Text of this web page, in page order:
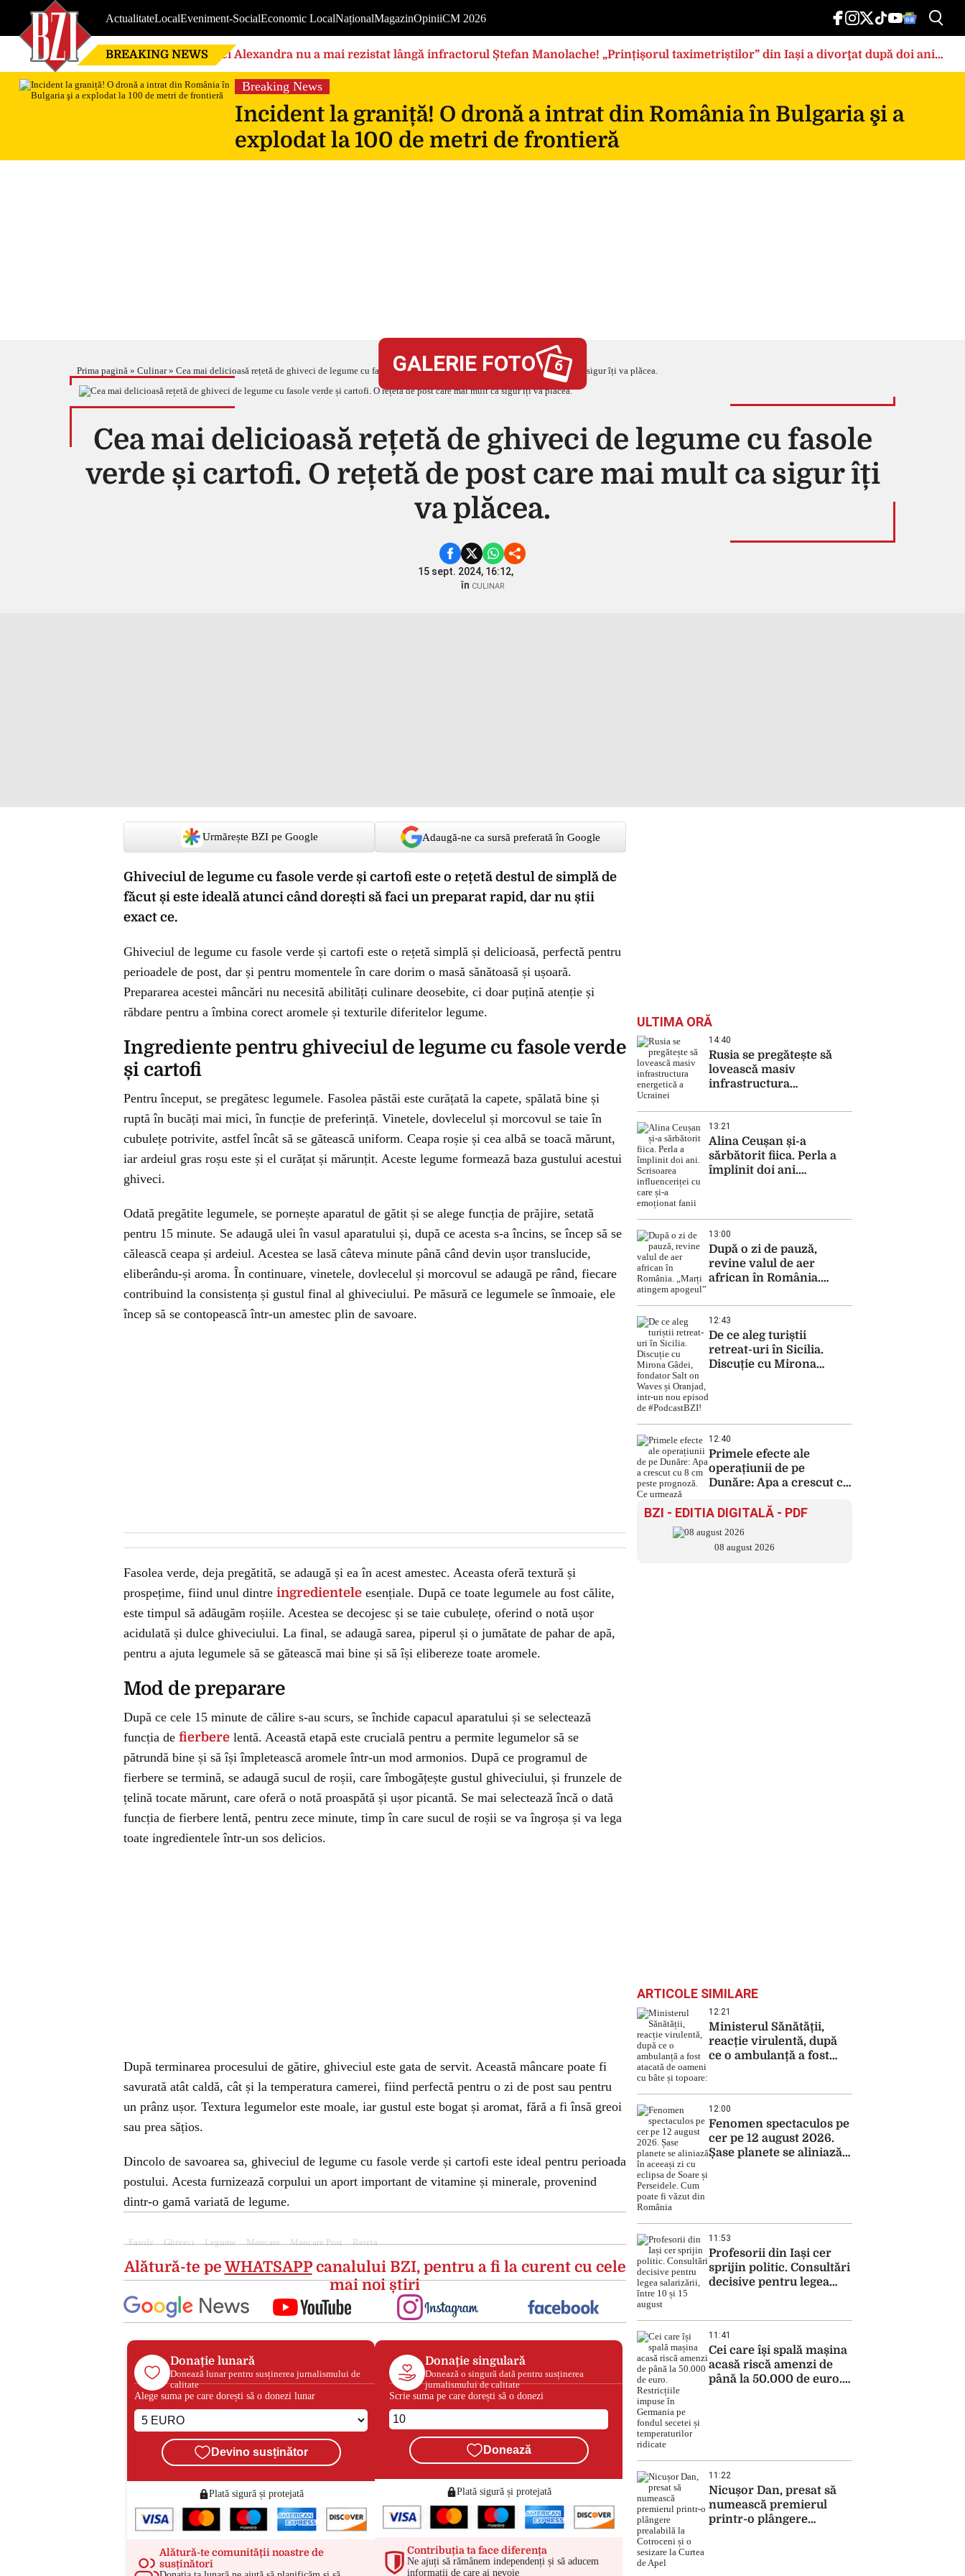
ActualitateLocalEveniment-SocialEconomic LocalNaționalMagazinOpiniiCM 2026
BREAKING NEWS Nici Alexandra nu a mai rezistat lângă infractorul Ștefan Manolache! „Prințișorul taximetriștilor” din Iași a divorţat după doi ani
de căsnicie
Breaking News
Incident la graniță! O dronă a intrat din România în Bulgaria şi a
explodat la 100 de metri de frontieră
Prima pagină » Culinar» Cea mai delicioasă rețetă de ghiveci de legume cu fasole verde și cartofi. O rețetă de post care mai mult ca sigur îți va plăcea.
GALERIE FOTO 6
Cea mai delicioasă rețetă de ghiveci de legume cu fasole
verde și cartofi. O rețetă de post care mai mult ca sigur îți
va plăcea.
15 sept. 2024, 16:12,
în CULINAR
Urmărește BZI pe Google Adaugă-ne ca sursă preferată în Google
Ghiveciul de legume cu fasole verde și cartofi este o rețetă destul de simplă de
făcut și este ideală atunci când dorești să faci un preparat rapid, dar nu știi
exact ce.
Ghiveciul de legume cu fasole verde și cartofi este o rețetă simplă și delicioasă, perfectă pentru
perioadele de post, dar și pentru momentele în care dorim o masă sănătoasă și ușoară.
Prepararea acestei mâncări nu necesită abilități culinare deosebite, ci doar puțină atenție și
răbdare pentru a îmbina corect aromele și texturile diferitelor legume.
Ingrediente pentru ghiveciul de legume cu fasole verde
și cartofi
Pentru început, se pregătesc legumele. Fasolea păstăi este curățată la capete, spălată bine și
ruptă în bucăți mai mici, în funcție de preferință. Vinetele, dovlecelul și morcovul se taie în
cubulețe potrivite, astfel încât să se gătească uniform. Ceapa roșie și cea albă se toacă mărunt,
iar ardeiul gras roșu este și el curățat și mărunțit. Aceste legume formează baza gustului acestui
ghiveci.
Odată pregătite legumele, se pornește aparatul de gătit și se alege funcția de prăjire, setată
pentru 15 minute. Se adaugă ulei în vasul aparatului și, după ce acesta s-a încins, se încep să se
călească ceapa și ardeiul. Acestea se lasă câteva minute până când devin ușor translucide,
eliberându-și aroma. În continuare, vinetele, dovlecelul și morcovul se adaugă pe rând, fiecare
contribuind la consistența și gustul final al ghiveciului. Pe măsură ce legumele se înmoaie, ele
încep să se contopească într-un amestec plin de savoare.
Fasolea verde, deja pregătită, se adaugă și ea în acest amestec. Aceasta oferă textură și
prospețime, fiind unul dintre ingredientele esențiale. După ce toate legumele au fost călite,
este timpul să adăugăm roșiile. Acestea se decojesc și se taie cubulețe, oferind o notă ușor
acidulată și dulce ghiveciului. La final, se adaugă sarea, piperul și o jumătate de pahar de apă,
pentru a ajuta legumele să se gătească mai bine și să își elibereze toate aromele.
Mod de preparare
După ce cele 15 minute de călire s-au scurs, se închide capacul aparatului și se selectează
funcția de fierbere lentă. Această etapă este crucială pentru a permite legumelor să se
pătrundă bine și să își împletească aromele într-un mod armonios. După ce programul de
fierbere se termină, se adaugă sucul de roșii, care îmbogățește gustul ghiveciului, și frunzele de
țelină tocate mărunt, care oferă o notă proaspătă și ușor picantă. Se mai selectează încă o dată
funcția de fierbere lentă, pentru zece minute, timp în care sucul de roșii se va îngroșa și va lega
toate ingredientele într-un sos delicios.
După terminarea procesului de gătire, ghiveciul este gata de servit. Această mâncare poate fi
savurată atât caldă, cât și la temperatura camerei, fiind perfectă pentru o zi de post sau pentru
un prânz ușor. Textura legumelor este moale, iar gustul este bogat și aromat, fără a fi însă greoi
sau prea sățios.
Dincolo de savoarea sa, ghiveciul de legume cu fasole verde și cartofi este ideal pentru perioada
postului. Acesta furnizează corpului un aport important de vitamine și minerale, provenind
dintr-o gamă variată de legume.
Fasole Ghiveci Legume Mancare Mancare Post Reteta
Alătură-te peWHATSAPPcanalului BZI, pentru a fi la curent cu cele
mai noi știri
Donație lunară
Donează lunar pentru susținerea jurnalismului de
calitate
Alege suma pe care dorești să o donezi lunar
Devino susținător
Plată sigură și protejată
Alătură-te comunității noastre de
susținători
Donație singulară
Donează o singură dată pentru susținerea
jurnalismului de calitate
Scrie suma pe care dorești să o donezi
Donează
Plată sigură și protejată
Contribuția ta face diferența
Ne ajuți să rămânem independenți și să aducem
informații de care ai nevoie
ULTIMA ORĂ
14:40
Rusia se pregătește să
lovească masiv
infrastructura
13:21
Alina Ceușan și-a
sărbătorit fiica. Perla a
împlinit doi ani.
13:00
După o zi de pauză,
revine valul de aer
african în România.
12:43
De ce aleg turiștii
retreat-uri în Sicilia.
Discuție cu Mirona
#PodcastBZI!
12:40
Primele efecte ale
operațiunii de pe
Dunăre: Apa a crescut cu
urmează
BZI - EDITIA DIGITALĂ - PDF
08 august 2026
ARTICOLE SIMILARE
12:21
Ministerul Sănătății,
reacție virulentă, după
ce o ambulanță a fost
12:00
Fenomen spectaculos pe
cer pe 12 august 2026.
Șase planete se aliniază
11:53
Profesorii din Iași cer
sprijin politic. Consultări
decisive pentru legea
11:41
Cei care își spală mașina
acasă riscă amenzi de
până la 50.000 de euro.
11:22
Nicușor Dan, presat să
numească premierul
printr-o plângere